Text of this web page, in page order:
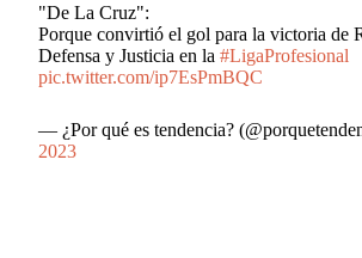
"De La Cruz":
Porque convirtió el gol para la victoria de
Defensa y Justicia en la#LigaProfesional
pic.twitter.com/ip7EsPmBQC
— ¿Por qué es tendencia?
2023